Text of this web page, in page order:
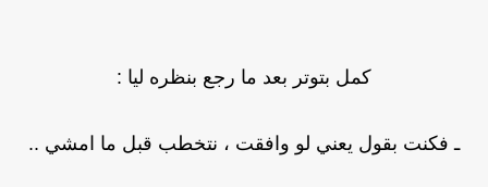
كمل بتوتر بعد ما رجع بنظره ليا :
ـ فكنت بقول يعني لو وافقت ، نتخطب قبل ما امشي ..